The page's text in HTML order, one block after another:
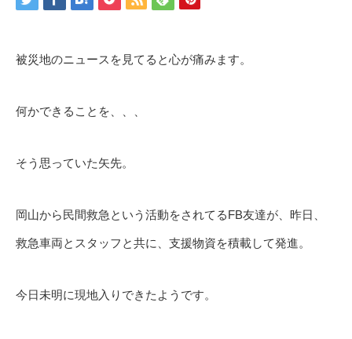
被災地のニュースを見てると心が痛みます。
何かできることを、、、
そう思っていた矢先。
岡山から民間救急という活動をされてるFB友達が、昨日、
救急車両とスタッフと共に、支援物資を積載して発進。
今日未明に現地入りできたようです。